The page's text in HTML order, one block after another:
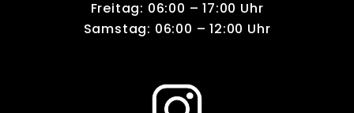
Freitag: 06:00 – 17:00 Uhr
Samstag: 06:00 – 12:00 Uhr